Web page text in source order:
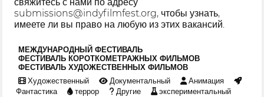
свяжитесь с нами по адресу
submissions@indyfilmfest.org, чтобы узнать,
имеете ли вы право на любую из этих вакансий.
МЕЖДУНАРОДНЫЙ ФЕСТИВАЛЬ
ФЕСТИВАЛЬ КОРОТКОМЕТРАЖНЫХ ФИЛЬМОВ
ФЕСТИВАЛЬ ХУДОЖЕСТВЕННЫХ ФИЛЬМОВ
Художественный Документальный
Анимация
Фантастика
террор Другие экспериментальный